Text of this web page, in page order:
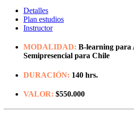
Detalles
Plan estudios
Instructor
MODALIDAD: B-learning para
Semipresencial para Chile
DURACIÓN: 140 hrs.
VALOR: $550.000